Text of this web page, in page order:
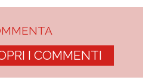
I COMMENTI